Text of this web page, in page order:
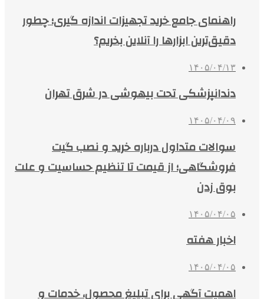
راهنمای جامع خرید تجهیزات اندازه گیری؛ چطور
دقیق‌ترین ابزارها را آنلاین بخریم؟
۱۴۰۵/۰۴/۱۳
دندانپزشکی تحت بیهوشی در شرق تهران
۱۴۰۵/۰۴/۰۹
سوالات متداول درباره خرید و نصب گیت
فروشگاهی؛ از قیمت تا تنظیم حساسیت و علت
بوق زدن
۱۴۰۵/۰۴/۰۵
اخبار هفته
۱۴۰۵/۰۴/۰۵
اهمیت آگهی برای تبلیغ محصول، خدمات و